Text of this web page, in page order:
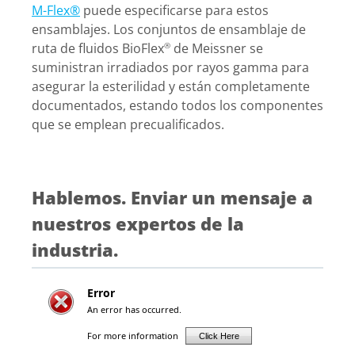
M-Flex® puede especificarse para estos
ensamblajes. Los conjuntos de ensamblaje de
ruta de fluidos BioFlex® de Meissner se
suministran irradiados por rayos gamma para
asegurar la esterilidad y están completamente
documentados, estando todos los componentes
que se emplean precualificados.
Hablemos. Enviar un mensaje a
nuestros expertos de la
industria.